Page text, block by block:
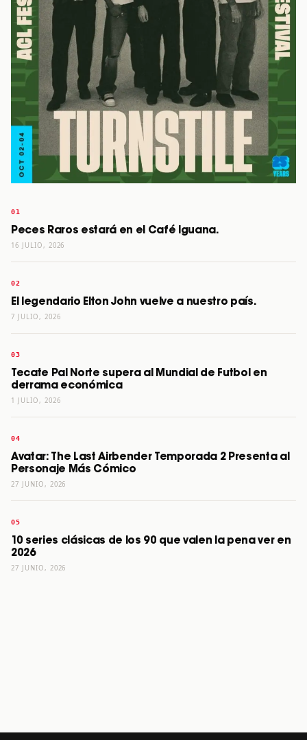
Peces Raros estará en el Café Iguana.
16 JULIO, 2026
El legendario Elton John vuelve a nuestro país.
7 JULIO, 2026
Tecate Pal Norte supera al Mundial de Futbol en
derrama económica
1 JULIO, 2026
Avatar: The Last Airbender Temporada 2 Presenta al
Personaje Más Cómico
27 JUNIO, 2026
10 series clásicas de los 90 que valen la pena ver en
2026
27 JUNIO, 2026